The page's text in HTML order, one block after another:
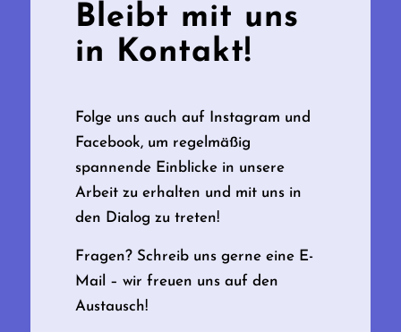
Bleibt mit uns
in Kontakt!
Folge uns auch auf Instagram und
Facebook, um regelmäßig
spannende Einblicke in unsere
Arbeit zu erhalten und mit uns in
den Dialog zu treten!
Fragen? Schreib uns gerne eine E-
Mail – wir freuen uns auf den
Austausch!